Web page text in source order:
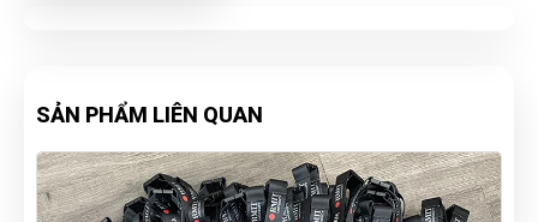
SẢN PHẨM LIÊN QUAN